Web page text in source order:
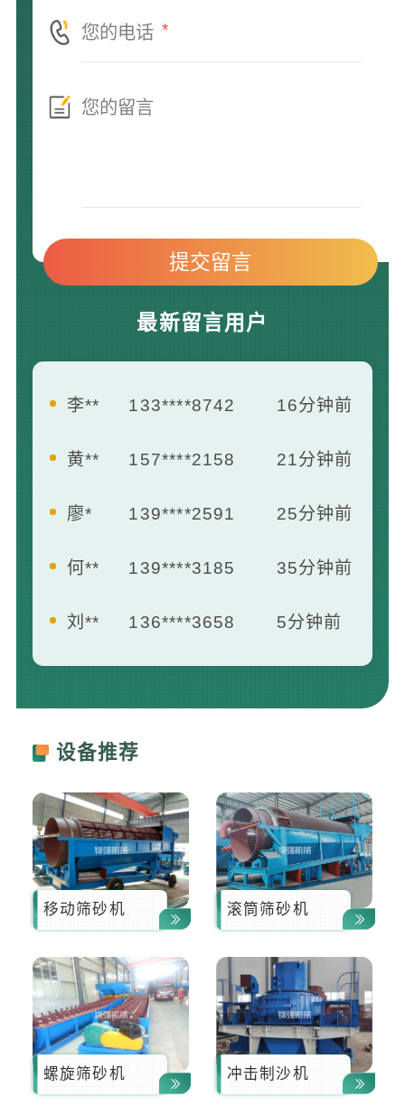
*
最新留言用户
黄** 157****2158 21分钟前
廖* 139****2591 25分钟前
何** 139****3185 35分钟前
刘** 136****3658 5分钟前
王** 139****2412 7分钟前
设备推荐
移动筛砂机 滚筒筛砂机
螺旋筛砂机 冲击制沙机